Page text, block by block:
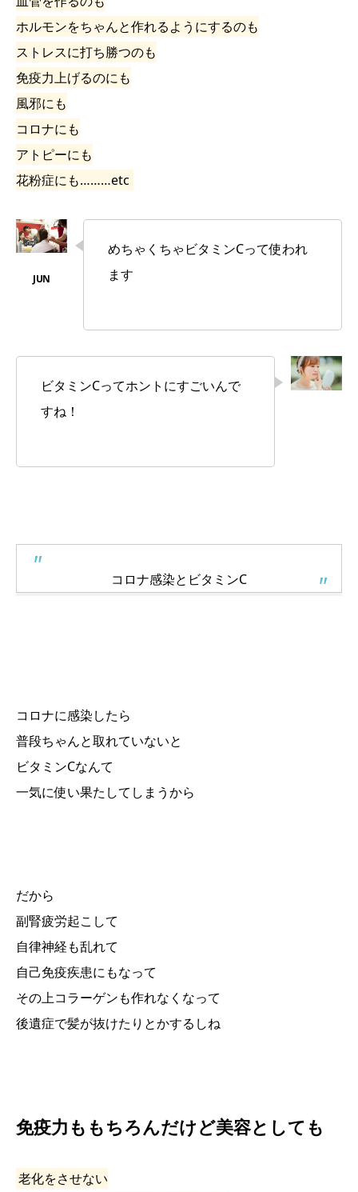
ホルモンをちゃんと作れるようにするのも
ストレスに打ち勝つのも
免疫力上げるのにも
風邪にも
コロナにも
アトピーにも
花粉症にも………etc
めちゃくちゃビタミンCって使われ
ます
ビタミンCってホントにすごいんで
すね！
コロナ感染とビタミンC
コロナに感染したら
普段ちゃんと取れていないと
ビタミンCなんて
一気に使い果たしてしまうから
だから
副腎疲労起こして
自律神経も乱れて
自己免疫疾患にもなって
その上コラーゲンも作れなくなって
後遺症で髪が抜けたりとかするしね
免疫力ももちろんだけど美容としても
老化をさせない